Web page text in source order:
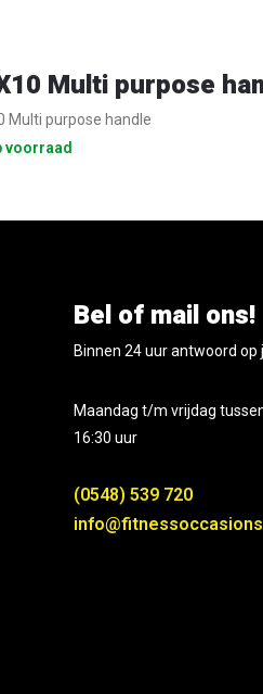
Multi purpose
Multi purpose handle
voorraad
Bel of mail ons!
Binnen 24 uur antwoord op
Maandag t/m vrijdag
16:30 uur
(0548) 539 720